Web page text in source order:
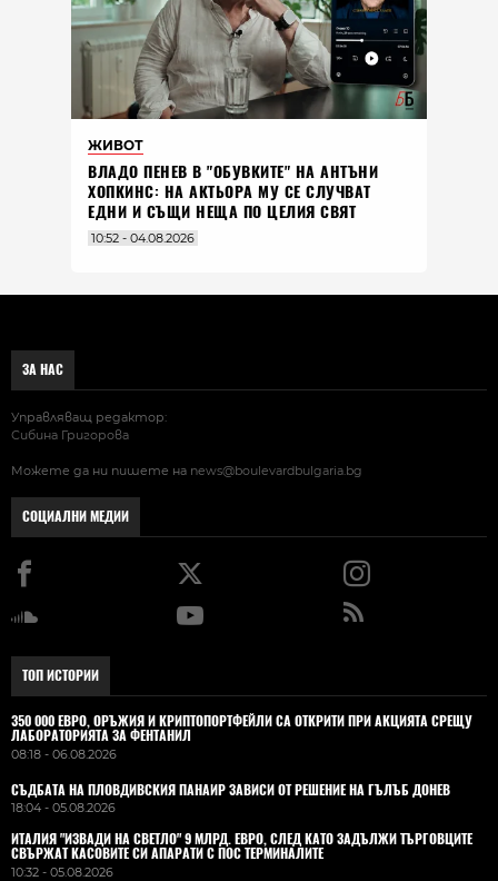
ЖИВОТ
ВЛАДO ПЕНЕВ В "ОБУВКИТЕ" НА АНТЪНИ
ХОПКИНС: НА АКТЬОРА МУ СЕ СЛУЧВАТ
ЕДНИ И СЪЩИ НЕЩА ПО ЦЕЛИЯ СВЯТ
10:52 - 04.08.2026
ЗА НАС
Управляващ редактор:
Сибина Григорова
Можете да ни пишете на news@boulevardbulgaria.bg
СОЦИАЛНИ МЕДИИ
ТОП ИСТОРИИ
350 000 ЕВРО, ОРЪЖИЯ И КРИПТОПОРТФЕЙЛИ СА ОТКРИТИ ПРИ АКЦИЯТА СРЕЩУ
ЛАБОРАТОРИЯТА ЗА ФЕНТАНИЛ
08:18 - 06.08.2026
СЪДБАТА НА ПЛОВДИВСКИЯ ПАНАИР ЗАВИСИ ОТ РЕШЕНИЕ НА ГЪЛЪБ ДОНЕВ
18:04 - 05.08.2026
ИТАЛИЯ "ИЗВАДИ НА СВЕТЛО" 9 МЛРД. ЕВРО, СЛЕД КАТО ЗАДЪЛЖИ ТЪРГОВЦИТЕ
СВЪРЖАТ КАСОВИТЕ СИ АПАРАТИ С ПОС ТЕРМИНАЛИТЕ
10:32 - 05.08.2026